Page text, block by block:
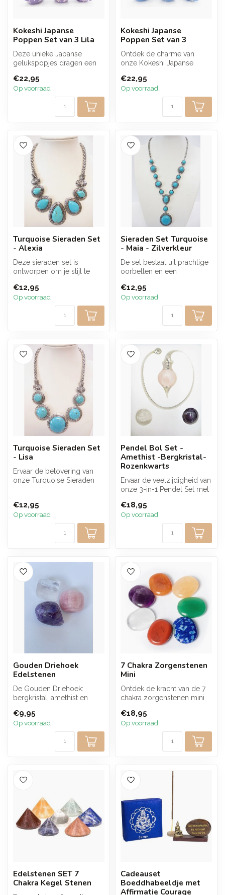
Kokeshi Japanse
Poppen Set van 3 Lila
Deze unieke Japanse
gelukspopjes dragen een
en geluk, en...
€22,95
Op voorraad
Kokeshi Japanse
Poppen Set van 3
Ontdek de charme van
onze Kokeshi Japanse
handgemaakt van
duurzaam...
€22,95
Op voorraad
Turquoise Sieraden Set
- Alexia
Deze sieraden set is
ontworpen om je stijl te
speciale ...
€12,95
Op voorraad
Sieraden Set Turquoise
- Maia - Zilverkleur
De set bestaat uit prachtige
oorbellen en een
op el...
€12,95
Op voorraad
Turquoise Sieraden Set
- Lisa
Ervaar de betovering van
onze Turquoise Sieraden
€12,95
Op voorraad
Pendel Bol Set -
Amethist -Bergkristal-
Rozenkwarts
Ervaar de veelzijdigheid van
onze 3-in-1 Pendel Set met
€18,95
Op voorraad
Gouden Driehoek
Edelstenen
De Gouden Driehoek:
bergkristal, amethist en
en balance...
€9,95
Op voorraad
7 Chakra Zorgenstenen
Mini
Ontdek de kracht van de 7
chakra zorgenstenen mini
€18,95
Op voorraad
Edelstenen SET 7
Chakra Kegel Stenen
Cadeauset
Boeddhabeeldje met
Affirmatie Courage